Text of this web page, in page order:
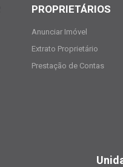
PROPRIETÁRIOS
Anunciar Imóvel
Extrato Proprietário
Prestação de Contas